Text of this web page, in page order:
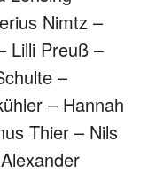
Nimtz –
Lilli Preuß –
–
– Hannah
Thier – Nils